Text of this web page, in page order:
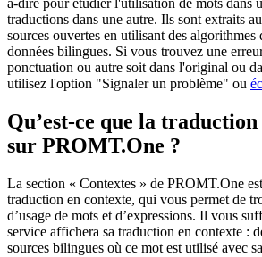
à-dire pour étudier l'utilisation de mots dans
traductions dans une autre. Ils sont extraits
sources ouvertes en utilisant des algorithmes
données bilingues. Si vous trouvez une
ponctuation ou autre soit dans l'original ou
utilisez l'option "Signaler un problème" ou
Qu’est-ce que la
sur PROMT.One ?
La section « Contextes » de PROMT.One
traduction en contexte, qui vous permet de
d’usage de mots et d’expressions. Il vous
service affichera sa traduction en contexte :
sources bilingues où ce mot est utilisé avec